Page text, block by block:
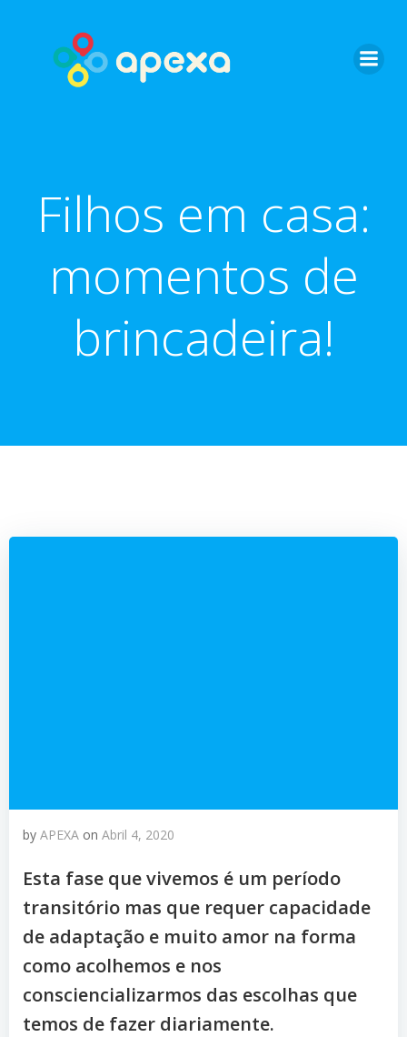
content
Filhos em casa:
momentos de
brincadeira!
by APEXA on Abril 4, 2020
Esta fase que vivemos é um período
transitório mas que requer capacidade
de adaptação e muito amor na forma
como acolhemos e nos
consciencializarmos das escolhas que
temos de fazer diariamente.